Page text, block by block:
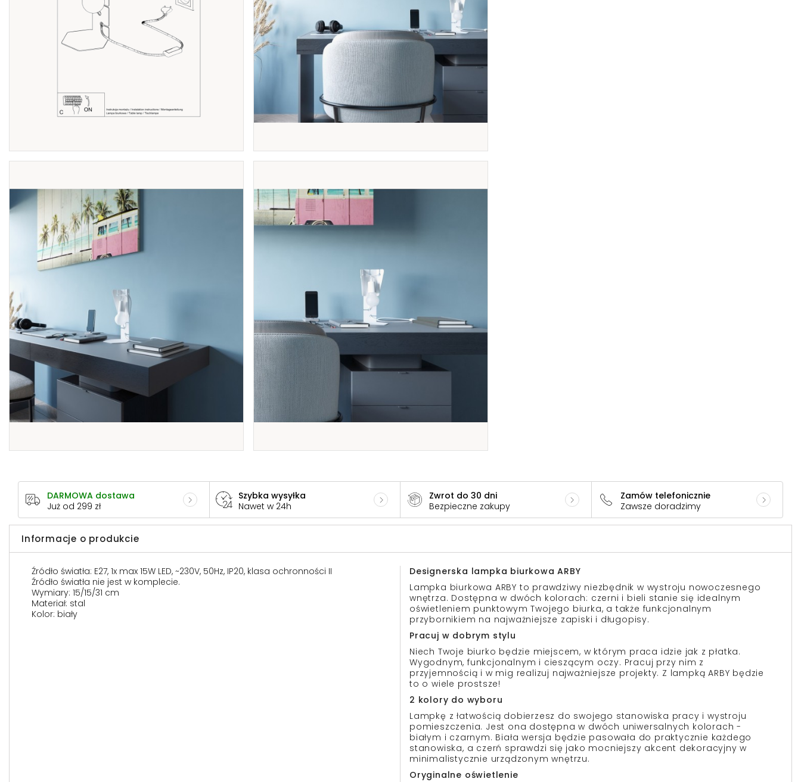
DARMOWA dostawa
Już od 299 zł
Szybka wysyłka
Nawet w 24h
Zwrot do 30 dni
Bezpieczne zakupy
Zamów telefonicznie
Zawsze doradzimy
Informacje o produkcie
Źródło światła: E27, 1x max 15W LED, ~230V, 50Hz, IP20, klasa ochronności II
Źródło światła nie jest w komplecie.
Wymiary: 15/15/31 cm
Materiał: stal
Kolor: biały
Designerska lampka biurkowa ARBY
Lampka biurkowa ARBY to prawdziwy niezbędnik w wystroju nowoczesnego
wnętrza. Dostępna w dwóch kolorach: czerni i bieli stanie się idealnym
oświetleniem punktowym Twojego biurka, a także funkcjonalnym
przybornikiem na najważniejsze zapiski i długopisy.
Pracuj w dobrym stylu
Niech Twoje biurko będzie miejscem, w którym praca idzie jak z płatka.
Wygodnym, funkcjonalnym i cieszącym oczy. Pracuj przy nim z
przyjemnością i w mig realizuj najważniejsze projekty. Z lampką ARBY będzie
to o wiele prostsze!
2 kolory do wyboru
Lampkę z łatwością dobierzesz do swojego stanowiska pracy i wystroju
pomieszczenia. Jest ona dostępna w dwóch uniwersalnych kolorach -
białym i czarnym. Biała wersja będzie pasowała do praktycznie każdego
stanowiska, a czerń sprawdzi się jako mocniejszy akcent dekoracyjny w
minimalistycznie urządzonym wnętrzu.
Oryginalne oświetlenie